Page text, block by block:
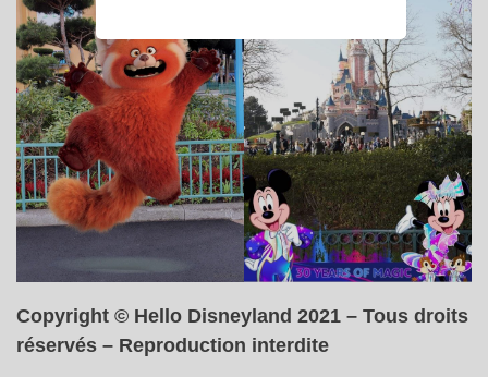
Copyright © Hello Disneyland 2021 – Tous droits
réservés – Reproduction interdite